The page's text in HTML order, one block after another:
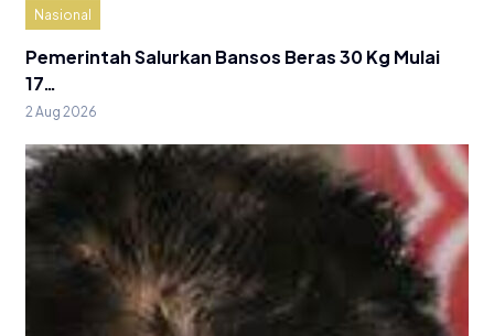
Nasional
Pemerintah Salurkan Bansos Beras 30 Kg Mulai
17…
2 Aug 2026